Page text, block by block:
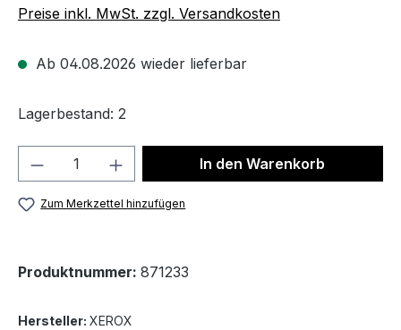
Preise inkl. MwSt. zzgl. Versandkosten
Ab 04.08.2026 wieder lieferbar
Lagerbestand: 2
Produkt Anzahl: Gib denIn den Warenkorb
Zum Merkzettel hinzufügen
Produktnummer: 871233
Hersteller: XEROX